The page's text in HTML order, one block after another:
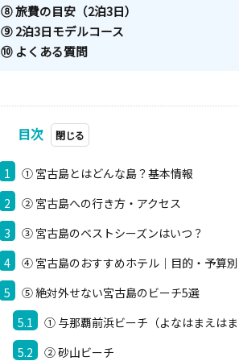
⑧ 旅費の目安（2泊3日）
⑨ 2泊3日モデルコース
⑩ よくある質問
目次
1
① 宮古島とはどんな島？基本情報
2
② 宮古島への行き方・アクセス
3
③ 宮古島のベストシーズンはいつ？
4
④ 宮古島のおすすめホテル｜目的・予算
5
⑤ 絶対外せない宮古島のビーチ5選
5.1
① 与那覇前浜ビーチ（よなはまえはま
5.2
② 砂山ビーチ